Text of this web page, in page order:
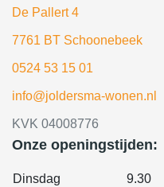
De Pallert 4
7761 BT Schoonebeek
0524 53 15 01
info@joldersma-wonen.nl
KVK 04008776
Onze openingstijden:
Dinsdag 9.30